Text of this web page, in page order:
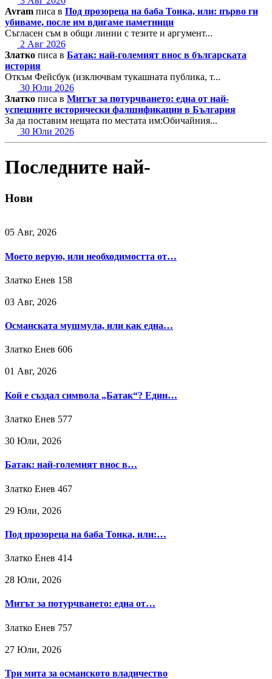
Avram писа в Под прозореца на баба Тонка, или: първо ги
убиваме, после им вдигаме паметници
Съгласен съм в общи линии с тезите и аргумент...
2 Авг 2026
Златко писа в Батак: най-големият внос в българската
история
Откъм Фейсбук (изключвам тукашната публика, т...
30 Юли 2026
Златко писа в Митът за потурчването: една от най-
успешните исторически фалшификации в България
За да поставим нещата по местата им:Обичайния...
30 Юли 2026
Последните най-
Нови
05 Авг, 2026
Моето верую, или необходимостта от…
Златко Енев 158
03 Авг, 2026
Османската мушмула, или как една…
Златко Енев 606
01 Авг, 2026
Кой е създал символа „Батак“? Един…
Златко Енев 577
30 Юли, 2026
Батак: най-големият внос в…
Златко Енев 467
29 Юли, 2026
Под прозореца на баба Тонка, или:…
Златко Енев 414
28 Юли, 2026
Митът за потурчването: една от…
Златко Енев 757
27 Юли, 2026
Три мита за османското владичество